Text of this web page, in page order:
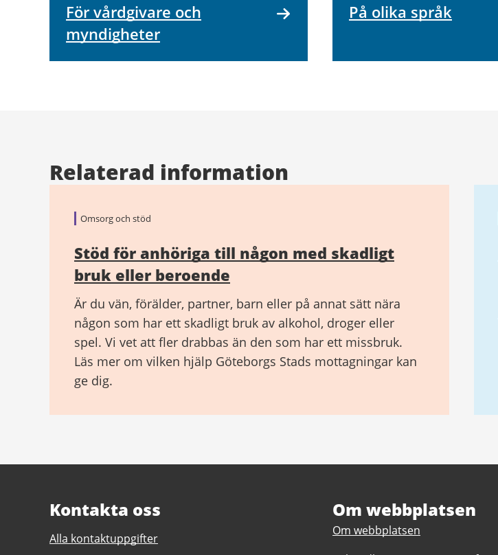
För vårdgivare och
myndigheter
På olika språk
Relaterad information
Omsorg och stöd
Stöd för anhöriga till någon med skadligt
bruk eller beroende
Är du vän, förälder, partner, barn eller på annat sätt nära
någon som har ett skadligt bruk av alkohol, droger eller
spel. Vi vet att fler drabbas än den som har ett missbruk.
Läs mer om vilken hjälp Göteborgs Stads mottagningar kan
ge dig.
Kontakta oss
Alla kontaktuppgifter
Om webbplatsen
Om webbplatsen